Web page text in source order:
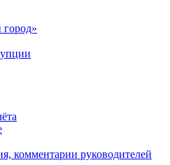
комментарии руководителей